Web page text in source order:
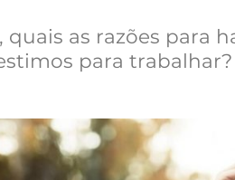
quais as razões para
para